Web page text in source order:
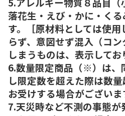
落花生・えび・かに・く
す。［原材料としては使
らず、意図せず混入（コ
しまうものは、表示してお
6.数量限定商品（※）は、
し限定数を超えた際は数
お受けする場合がございま
7.天災時など不測の事態